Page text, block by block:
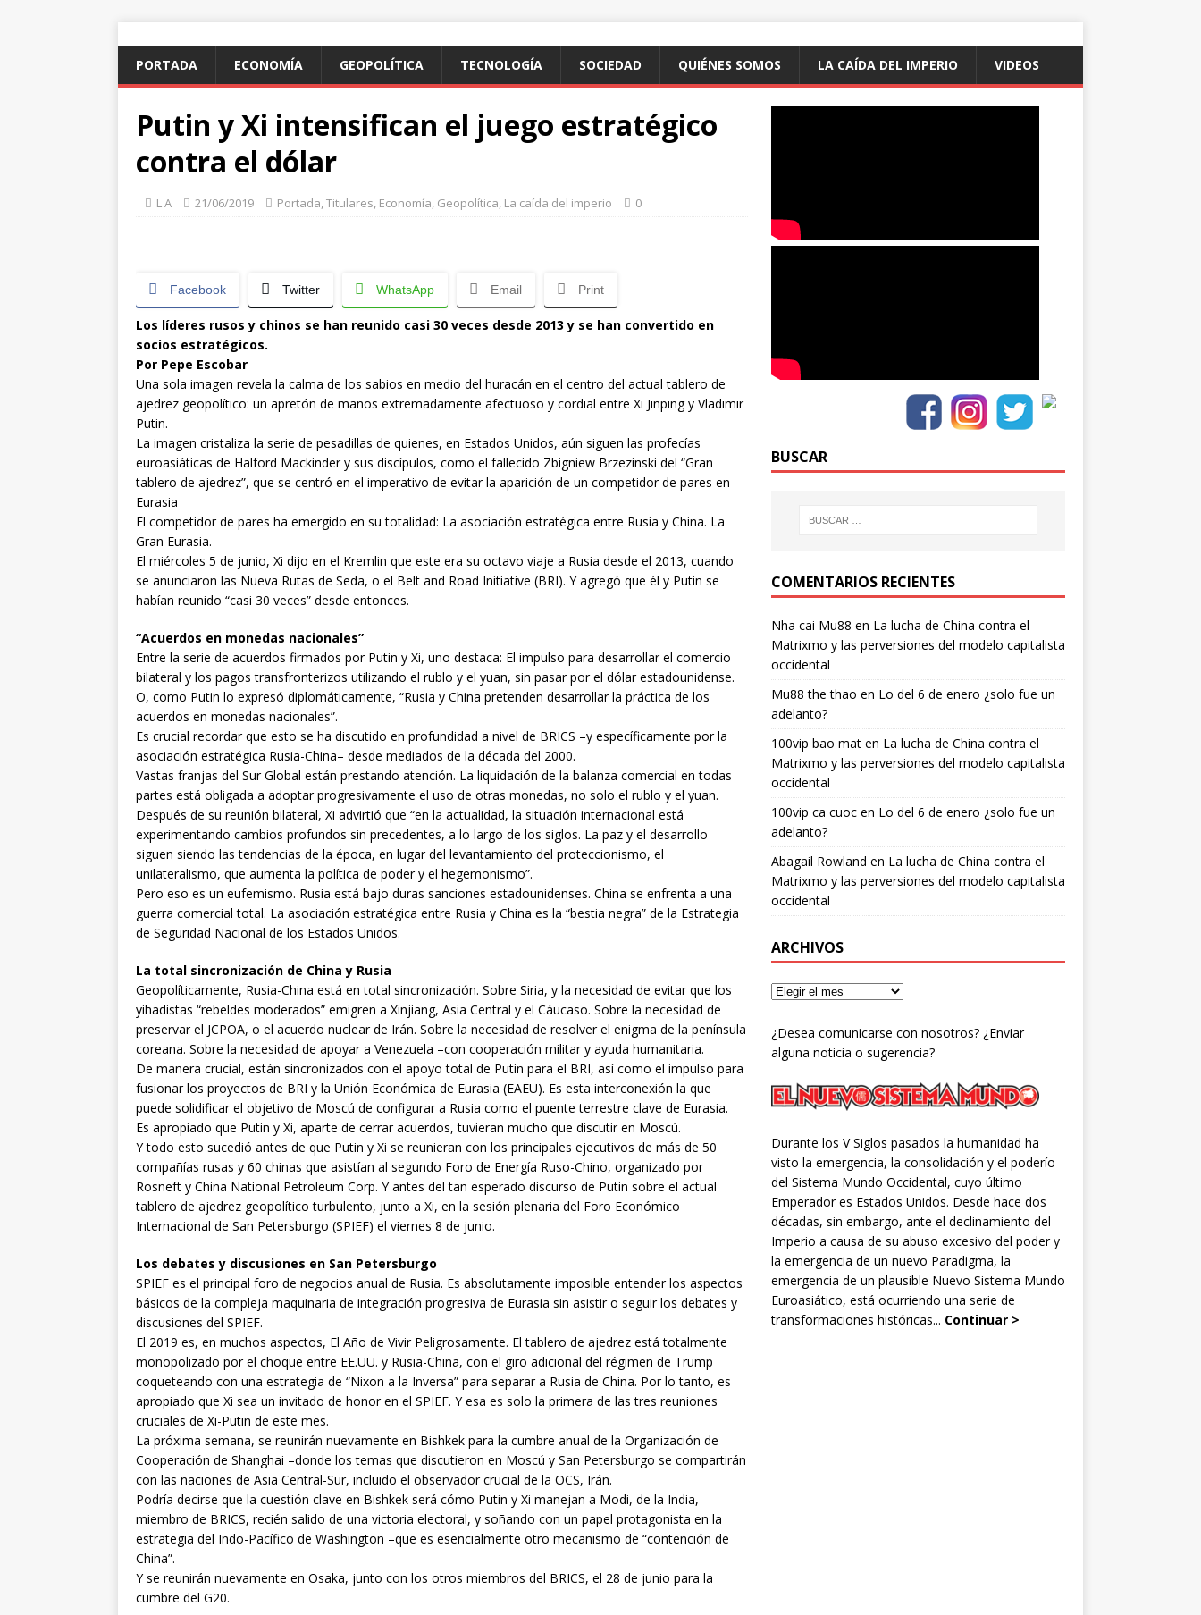
PORTADA ECONOMÍA GEOPOLÍTICA TECNOLOGÍA SOCIEDAD QUIÉNES SOMOS LA CAÍDA DEL IMPERIO VIDEOS
Putin y Xi intensifican el juego estratégico
contra el dólar
L A 21/06/2019 Portada,Titulares, Economía, Geopolítica, La caída del imperio 0
Facebook Twitter WhatsApp Email Print
Los líderes rusos y chinos se han reunido casi 30 veces desde 2013 y se han convertido en
socios estratégicos.
Por Pepe Escobar
Una sola imagen revela la calma de los sabios en medio del huracán en el centro del actual tablero de
ajedrez geopolítico: un apretón de manos extremadamente afectuoso y cordial entre Xi Jinping y Vladimir
Putin.
La imagen cristaliza la serie de pesadillas de quienes, en Estados Unidos, aún siguen las profecías
euroasiáticas de Halford Mackinder y sus discípulos, como el fallecido Zbigniew Brzezinski del “Gran
tablero de ajedrez”, que se centró en el imperativo de evitar la aparición de un competidor de pares en
Eurasia
El competidor de pares ha emergido en su totalidad: La asociación estratégica entre Rusia y China. La
Gran Eurasia.
El miércoles 5 de junio, Xi dijo en el Kremlin que este era su octavo viaje a Rusia desde el 2013, cuando
se anunciaron las Nueva Rutas de Seda, o el Belt and Road Initiative (BRI). Y agregó que él y Putin se
habían reunido “casi 30 veces” desde entonces.
“Acuerdos en monedas nacionales”
Entre la serie de acuerdos firmados por Putin y Xi, uno destaca: El impulso para desarrollar el comercio
bilateral y los pagos transfronterizos utilizando el rublo y el yuan, sin pasar por el dólar estadounidense.
O, como Putin lo expresó diplomáticamente, “Rusia y China pretenden desarrollar la práctica de los
acuerdos en monedas nacionales”.
Es crucial recordar que esto se ha discutido en profundidad a nivel de BRICS –y específicamente por la
asociación estratégica Rusia-China– desde mediados de la década del 2000.
Vastas franjas del Sur Global están prestando atención. La liquidación de la balanza comercial en todas
partes está obligada a adoptar progresivamente el uso de otras monedas, no solo el rublo y el yuan.
Después de su reunión bilateral, Xi advirtió que “en la actualidad, la situación internacional está
experimentando cambios profundos sin precedentes, a lo largo de los siglos. La paz y el desarrollo
siguen siendo las tendencias de la época, en lugar del levantamiento del proteccionismo, el
unilateralismo, que aumenta la política de poder y el hegemonismo”.
Pero eso es un eufemismo. Rusia está bajo duras sanciones estadounidenses. China se enfrenta a una
guerra comercial total. La asociación estratégica entre Rusia y China es la “bestia negra” de la Estrategia
de Seguridad Nacional de los Estados Unidos.
La total sincronización de China y Rusia
Geopolíticamente, Rusia-China está en total sincronización. Sobre Siria, y la necesidad de evitar que los
yihadistas “rebeldes moderados” emigren a Xinjiang, Asia Central y el Cáucaso. Sobre la necesidad de
preservar el JCPOA, o el acuerdo nuclear de Irán. Sobre la necesidad de resolver el enigma de la península
coreana. Sobre la necesidad de apoyar a Venezuela –con cooperación militar y ayuda humanitaria.
De manera crucial, están sincronizados con el apoyo total de Putin para el BRI, así como el impulso para
fusionar los proyectos de BRI y la Unión Económica de Eurasia (EAEU). Es esta interconexión la que
puede solidificar el objetivo de Moscú de configurar a Rusia como el puente terrestre clave de Eurasia.
Es apropiado que Putin y Xi, aparte de cerrar acuerdos, tuvieran mucho que discutir en Moscú.
Y todo esto sucedió antes de que Putin y Xi se reunieran con los principales ejecutivos de más de 50
compañías rusas y 60 chinas que asistían al segundo Foro de Energía Ruso-Chino, organizado por
Rosneft y China National Petroleum Corp. Y antes del tan esperado discurso de Putin sobre el actual
tablero de ajedrez geopolítico turbulento, junto a Xi, en la sesión plenaria del Foro Económico
Internacional de San Petersburgo (SPIEF) el viernes 8 de junio.
Los debates y discusiones en San Petersburgo
SPIEF es el principal foro de negocios anual de Rusia. Es absolutamente imposible entender los aspectos
básicos de la compleja maquinaria de integración progresiva de Eurasia sin asistir o seguir los debates y
discusiones del SPIEF.
El 2019 es, en muchos aspectos, El Año de Vivir Peligrosamente. El tablero de ajedrez está totalmente
monopolizado por el choque entre EE.UU. y Rusia-China, con el giro adicional del régimen de Trump
coqueteando con una estrategia de “Nixon a la Inversa” para separar a Rusia de China. Por lo tanto, es
apropiado que Xi sea un invitado de honor en el SPIEF. Y esa es solo la primera de las tres reuniones
cruciales de Xi-Putin de este mes.
La próxima semana, se reunirán nuevamente en Bishkek para la cumbre anual de la Organización de
Cooperación de Shanghai –donde los temas que discutieron en Moscú y San Petersburgo se compartirán
con las naciones de Asia Central-Sur, incluido el observador crucial de la OCS, Irán.
Podría decirse que la cuestión clave en Bishkek será cómo Putin y Xi manejan a Modi, de la India,
miembro de BRICS, recién salido de una victoria electoral, y soñando con un papel protagonista en la
estrategia del Indo-Pacífico de Washington –que es esencialmente otro mecanismo de “contención de
China”.
Y se reunirán nuevamente en Osaka, junto con los otros miembros del BRICS, el 28 de junio para la
cumbre del G20.
BUSCAR
COMENTARIOS RECIENTES
Nha cai Mu88 en La lucha de China contra el
Matrixmo y las perversiones del modelo capitalista
occidental
Mu88 the thao en Lo del 6 de enero ¿solo fue un
adelanto?
100vip bao maten La lucha de China contra el
Matrixmo y las perversiones del modelo capitalista
occidental
100vip ca cuocen Lo del 6 de enero ¿solo fue un
adelanto?
Abagail Rowland en La lucha de China contra el
Matrixmo y las perversiones del modelo capitalista
occidental
ARCHIVOS
¿Desea comunicarse con nosotros? ¿Enviar
alguna noticia o sugerencia?
Durante los V Siglos pasados la humanidad ha
visto la emergencia, la consolidación y el poderío
del Sistema Mundo Occidental, cuyo último
Emperador es Estados Unidos. Desde hace dos
décadas, sin embargo, ante el declinamiento del
Imperio a causa de su abuso excesivo del poder y
la emergencia de un nuevo Paradigma, la
emergencia de un plausible Nuevo Sistema Mundo
Euroasiático, está ocurriendo una serie de
transformaciones históricas... Continuar >